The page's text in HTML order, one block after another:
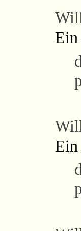
Ein